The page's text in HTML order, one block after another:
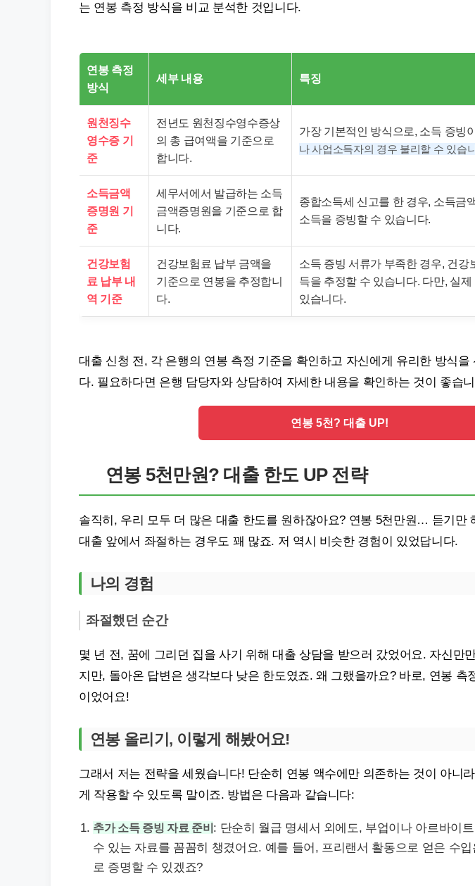
는 연봉 측정 방식을 비교 분석한 것입니다.
연봉 측정
방식
세부 내용 특징
원천징수
영수증 기
준
전년도 원천징수영수증상
의 총 급여액을 기준으로
합니다.
가장 기본적인 방식으로, 소득 증빙
나 사업소득자의 경우 불리할 수 있습
소득금액
증명원 기
준
세무서에서 발급하는 소득
금액증명원을 기준으로 합
니다.
종합소득세 신고를 한 경우, 소득금
소득을 증빙할 수 있습니다.
건강보험
료 납부 내
역 기준
건강보험료 납부 금액을
기준으로 연봉을 추정합니
다.
소득 증빙 서류가 부족한 경우, 건강
득을 추정할 수 있습니다. 다만, 실
있습니다.
대출 신청 전, 각 은행의 연봉 측정 기준을 확인하고 자신에게 유리한 방식을
다. 필요하다면 은행 담당자와 상담하여 자세한 내용을 확인하는 것이 좋습
연봉 5천? 대출 UP!
연봉 5천만원? 대출 한도 UP 전략
솔직히, 우리 모두 더 많은 대출 한도를 원하잖아요? 연봉 5천만원… 듣기만
대출 앞에서 좌절하는 경우도 꽤 많죠. 저 역시 비슷한 경험이 있었답니다.
나의 경험
좌절했던 순간
몇 년 전, 꿈에 그리던 집을 사기 위해 대출 상담을 받으러 갔었어요. 자신만
지만, 돌아온 답변은 생각보다 낮은 한도였죠. 왜 그랬을까요? 바로, 연봉 측
이었어요!
연봉 올리기, 이렇게 해봤어요!
그래서 저는 전략을 세웠습니다! 단순히 연봉 액수에만 의존하는 것이 아니
게 작용할 수 있도록 말이죠. 방법은 다음과 같습니다:
추가 소득 증빙 자료 준비: 단순히 월급 명세서 외에도, 부업이나 아르바이
수 있는 자료를 꼼꼼히 챙겼어요. 예를 들어, 프리랜서 활동으로 얻은 수
로 증명할 수 있겠죠?